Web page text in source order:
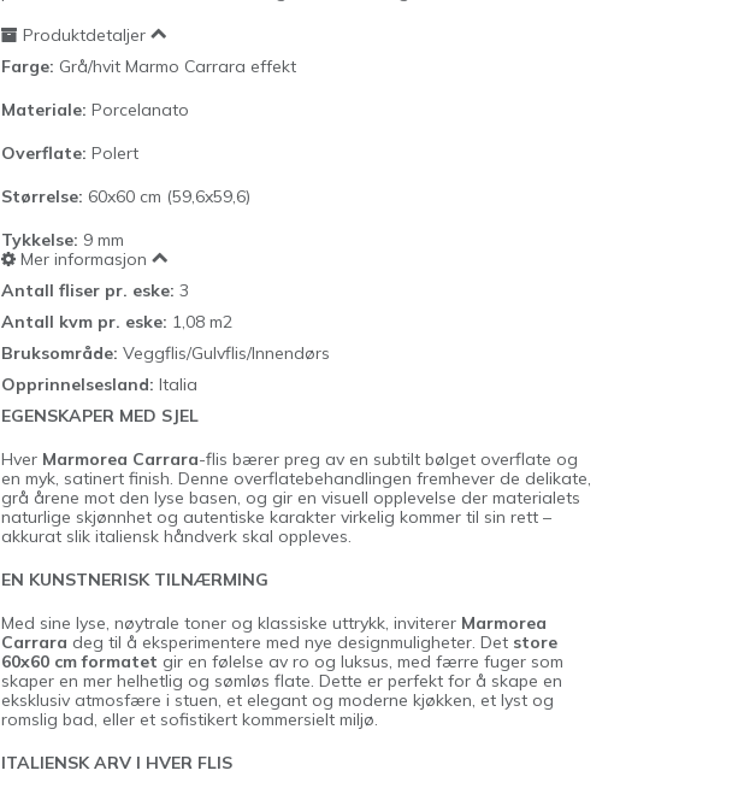
Produktdetaljer
Farge: Grå/hvit Marmo Carrara effekt
Materiale: Porcelanato
Overflate: Polert
Størrelse: 60x60 cm (59,6x59,6)
Tykkelse: 9 mm
Mer informasjon
Antall fliser pr. eske: 3
Antall kvm pr. eske: 1,08 m2
Bruksområde: Veggflis/Gulvflis/Innendørs
Opprinnelsesland: Italia
EGENSKAPER MED SJEL
Hver Marmorea Carrara-flis bærer preg av en subtilt bølget overflate og
en myk, satinert finish. Denne overflatebehandlingen fremhever de delikate,
grå årene mot den lyse basen, og gir en visuell opplevelse der materialets
naturlige skjønnhet og autentiske karakter virkelig kommer til sin rett –
akkurat slik italiensk håndverk skal oppleves.
EN KUNSTNERISK TILNÆRMING
Med sine lyse, nøytrale toner og klassiske uttrykk, inviterer Marmorea
Carrara deg til å eksperimentere med nye designmuligheter. Det store
60x60 cm formatet gir en følelse av ro og luksus, med færre fuger som
skaper en mer helhetlig og sømløs flate. Dette er perfekt for å skape en
eksklusiv atmosfære i stuen, et elegant og moderne kjøkken, et lyst og
romslig bad, eller et sofistikert kommersielt miljø.
ITALIENSK ARV I HVER FLIS